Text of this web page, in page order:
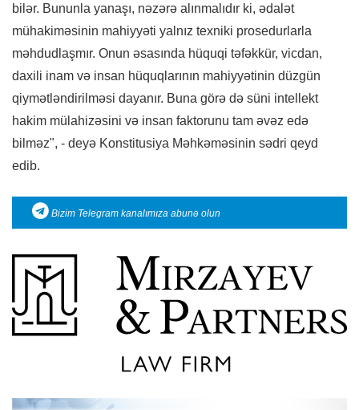
bilər. Bununla yanaşı, nəzərə alınmalıdır ki, ədalət
mühakiməsinin mahiyyəti yalnız texniki prosedurlarla
məhdudlaşmır. Onun əsasında hüquqi təfəkkür, vicdan,
daxili inam və insan hüquqlarının mahiyyətinin düzgün
qiymətləndirilməsi dayanır. Buna görə də süni intellekt
hakim mülahizəsini və insan faktorunu tam əvəz edə
bilməz", - deyə Konstitusiya Məhkəməsinin sədri qeyd
edib.
Bizim Telegram kanalımıza abunə olun